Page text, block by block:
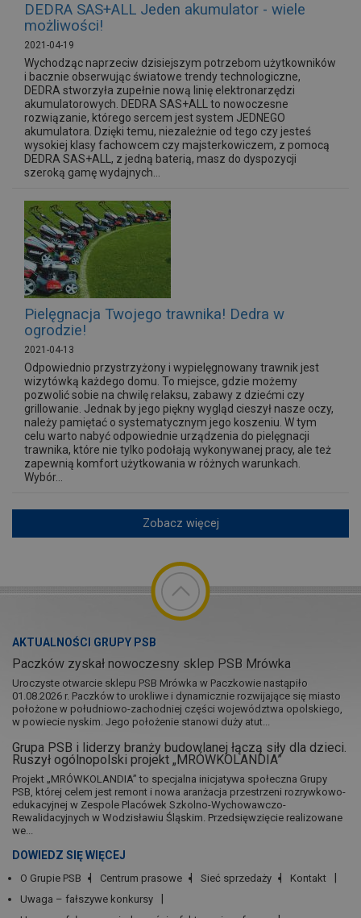
DEDRA SAS+ALL Jeden akumulator - wiele
możliwości!
2021-04-19
Wychodząc naprzeciw dzisiejszym potrzebom użytkowników
i bacznie obserwując światowe trendy technologiczne,
DEDRA stworzyła zupełnie nową linię elektronarzędzi
akumulatorowych. DEDRA SAS+ALL to nowoczesne
rozwiązanie, którego sercem jest system JEDNEGO
akumulatora. Dzięki temu, niezależnie od tego czy jesteś
wysokiej klasy fachowcem czy majsterkowiczem, z pomocą
DEDRA SAS+ALL, z jedną baterią, masz do dyspozycji
szeroką gamę wydajnych...
Pielęgnacja Twojego trawnika! Dedra w
ogrodzie!
2021-04-13
Odpowiednio przystrzyżony i wypielęgnowany trawnik jest
wizytówką każdego domu. To miejsce, gdzie możemy
pozwolić sobie na chwilę relaksu, zabawy z dziećmi czy
grillowanie. Jednak by jego piękny wygląd cieszył nasze oczy,
należy pamiętać o systematycznym jego koszeniu. W tym
celu warto nabyć odpowiednie urządzenia do pielęgnacji
trawnika, które nie tylko podołają wykonywanej pracy, ale też
zapewnią komfort użytkowania w różnych warunkach.
Wybór...
Zobacz więcej
AKTUALNOŚCI GRUPY PSB
Paczków zyskał nowoczesny sklep PSB Mrówka
Uroczyste otwarcie sklepu PSB Mrówka w Paczkowie nastąpiło
01.08.2026 r. Paczków to urokliwe i dynamicznie rozwijające się miasto
położone w południowo-zachodniej części województwa opolskiego,
w powiecie nyskim. Jego położenie stanowi duży atut...
Grupa PSB i liderzy branży budowlanej łączą siły dla dzieci.
Ruszył ogólnopolski projekt „MRÓWKOLANDIA”
Projekt „MRÓWKOLANDIA” to specjalna inicjatywa społeczna Grupy
PSB, której celem jest remont i nowa aranżacja przestrzeni rozrywkowo-
edukacyjnej w Zespole Placówek Szkolno-Wychowawczo-
Rewalidacyjnych w Wodzisławiu Śląskim. Przedsięwzięcie realizowane
we...
DOWIEDZ SIĘ WIĘCEJ
O Grupie PSB Centrum prasowe Sieć sprzedaży
Kontakt
Uwaga – fałszywe konkursy